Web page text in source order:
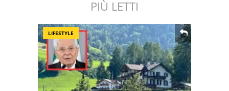
PIÙ LETTI
LIFESTYLE